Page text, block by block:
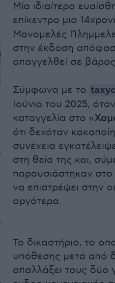
Μία ιδιαίτερα
επίκεντρο μια
Μονομελές
στην έκδοση
απαγγελθεί σε
Σύμφωνα με το
Ιούνιο του 2025,
καταγγελία στο «
ότι δεχόταν
συνέχεια
στη θεία της και,
παρουσιάστηκαν στο
να επιστρέψει στην
αργότερα.
Το δικαστήριο, το
υπόθεσης μετά από
απαλλάξει τους δύο